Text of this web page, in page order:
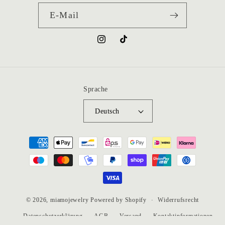
E-Mail
InstagramTikTok
Sprache
Deutsch
Zahlungsmethoden
© 2026,miamojewelry Powered by Shopify Widerrufsrecht
Datenschutzerklärung AGB Versand Kontaktinformationen